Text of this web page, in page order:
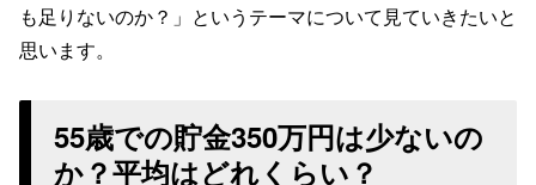
も足りないのか？」というテーマについて見ていきたいと
思います。
55歳での貯金350万円は少ないの
か？平均はどれくらい？